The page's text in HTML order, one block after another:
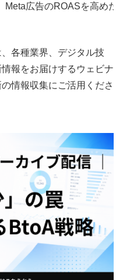
Meta広告のROASを高めた
各種業界、デジタル技
報をお届けするウェビナ
情報収集にご活用くださ